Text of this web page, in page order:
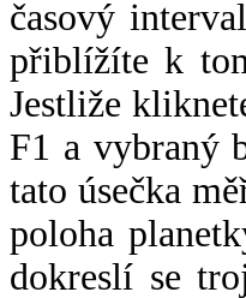
časový
přiblížíte k
Jestliže
F1 a vybraný
tato úsečka
poloha
dokreslí se